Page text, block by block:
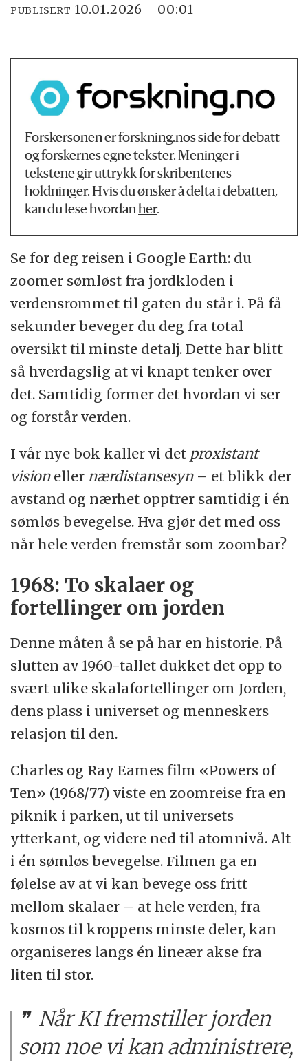
PUBLISERT 10.01.2026 - 00:01
Forskersonen er forskning.nos side for debatt
og forskernes egne tekster. Meninger i
tekstene gir uttrykk for skribentenes
holdninger. Hvis du ønsker å delta i debatten,
kan du lese hvordanher.
Se for deg reisen i Google Earth: du
zoomer sømløst fra jordkloden i
verdensrommet til gaten du står i. På få
sekunder beveger du deg fra total
oversikt til minste detalj. Dette har blitt
så hverdagslig at vi knapt tenker over
det. Samtidig former det hvordan vi ser
og forstår verden.
I vår nye bok kaller vi det proxistant
visioneller nærdistansesyn– et blikk der
avstand og nærhet opptrer samtidig i én
sømløs bevegelse. Hva gjør det med oss
når hele verden fremstår som zoombar?
1968: To skalaer og
fortellinger om jorden
Denne måten å se på har en historie. På
slutten av 1960-tallet dukket det opp to
svært ulike skalafortellinger om Jorden,
dens plass i universet og menneskers
relasjon til den.
Charles og Ray Eames film «Powers of
Ten» (1968/77) viste en zoomreise fra en
piknik i parken, ut til universets
ytterkant, og videre ned til atomnivå. Alt
i én sømløs bevegelse. Filmen ga en
følelse av at vi kan bevege oss fritt
mellom skalaer – at hele verden, fra
kosmos til kroppens minste deler, kan
organiseres langs én lineær akse fra
liten til stor.
Når KI fremstiller jorden
som noe vi kan administrere,